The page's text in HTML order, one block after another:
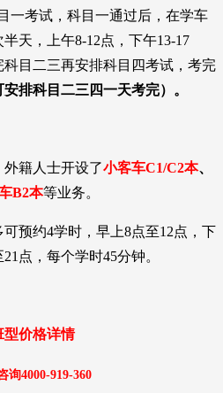
一考试， 科目一通过后，在学车
天，上午8-12点，下午13-17
目二三再安排科目四考试，考完
安排科目二三四一天考完）。
籍人士开设了小客车C1/C2本、
B2本等业务。
预约4学时，早上8点至12点，下
点，每个学时45分钟。
型价格详情
询4000-919-360